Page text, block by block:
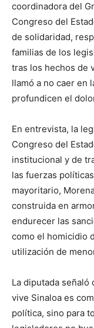
coordinadora del
Congreso del
de solidaridad,
familias de los
tras los hechos de
llamó a no caer en
profundicen el
En entrevista, la
Congreso del
institucional y de
las fuerzas
mayoritario,
construida en
endurecer las
como el homicidio
utilización de
La diputada
vive Sinaloa es
política, sino para